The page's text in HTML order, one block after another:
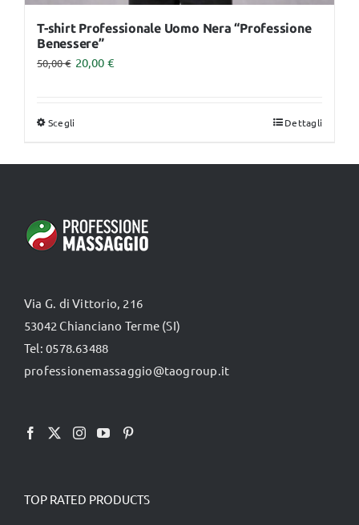
T-shirt Professionale Uomo Nera “Professione
Benessere”
50,00€ 20,00 €
Scegli
Le
essere
scelte
nella
pagina
Dettagli
Via G. di Vittorio, 216
53042 Chianciano Terme (SI)
Tel: 0578.63488
professionemassaggio@taogroup.it
TOP RATED PRODUCTS